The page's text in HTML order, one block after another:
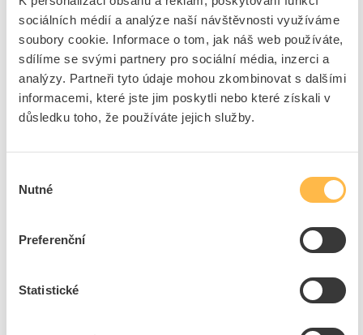
sociálních médií a analýze naší návštěvnosti využíváme
soubory cookie. Informace o tom, jak náš web používáte,
sdílíme se svými partnery pro sociální média, inzerci a
analýzy. Partneři tyto údaje mohou zkombinovat s dalšími
informacemi, které jste jim poskytli nebo které získali v
důsledku toho, že používáte jejich služby.
souhlasu
Nutné
Preferenční
Statistické
Podomítková montáž
Ne
Počet pólů celkem
1
Dimenzovaná vypínací
schopnost Icn podle EN
60898 při 400 V
10 kA
Dimenzovaná vypínací
60898 při 230 V
10 kA
schopnost Icn podle EN
schopnost Icn podle EN